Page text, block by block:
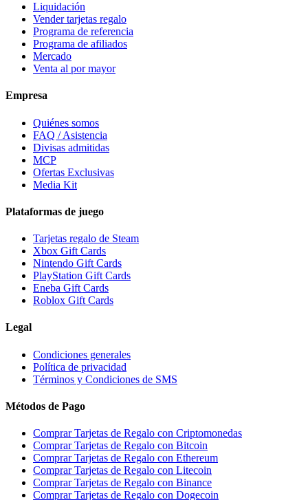
Liquidación
Vender tarjetas regalo
Programa de referencia
Programa de afiliados
Mercado
Venta al por mayor
Empresa
Quiénes somos
FAQ / Asistencia
Divisas admitidas
MCP
Ofertas Exclusivas
Media Kit
Plataformas de juego
Tarjetas regalo de Steam
Xbox Gift Cards
Nintendo Gift Cards
PlayStation Gift Cards
Eneba Gift Cards
Roblox Gift Cards
Legal
Condiciones generales
Política de privacidad
Términos y Condiciones de SMS
Métodos de Pago
Comprar Tarjetas de Regalo con Criptomonedas
Comprar Tarjetas de Regalo con Bitcoin
Comprar Tarjetas de Regalo con Ethereum
Comprar Tarjetas de Regalo con Litecoin
Comprar Tarjetas de Regalo con Binance
Comprar Tarjetas de Regalo con Dogecoin